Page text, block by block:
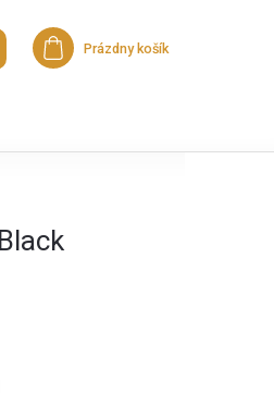
Nákupný košík
Prázdny košík